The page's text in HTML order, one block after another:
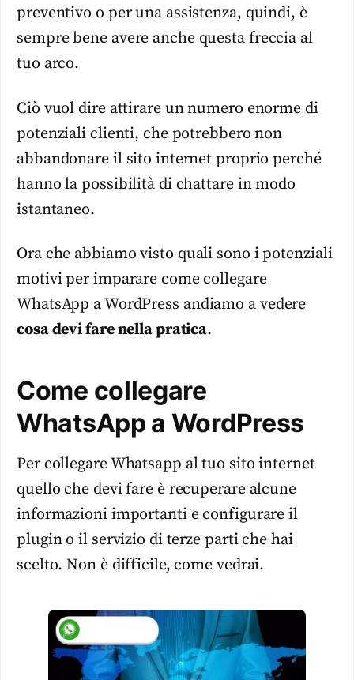
preventivo o per una assistenza, quindi, è
sempre bene avere anche questa freccia al
tuo arco.
Ciò vuol dire attirare un numero enorme di
potenziali clienti, che potrebbero non
abbandonare il sito internet proprio perché
hanno la possibilità di chattare in modo
istantaneo.
Ora che abbiamo visto quali sono i potenziali
motivi per imparare come collegare
WhatsApp a WordPress andiamo a vedere
cosa devi fare nella pratica.
Come collegare
WhatsApp a WordPress
Per collegare Whatsapp al tuo sito internet
quello che devi fare è recuperare alcune
informazioni importanti e configurare il
plugin o il servizio di terze parti che hai
scelto. Non è difficile, come vedrai.